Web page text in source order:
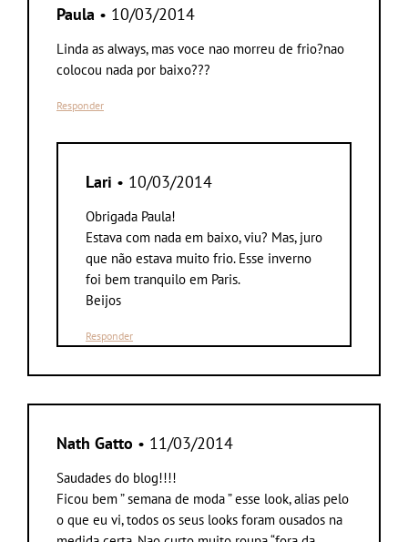
Paula • 10/03/2014
Linda as always, mas voce nao morreu de frio?nao
colocou nada por baixo???
Responder
Lari • 10/03/2014
Obrigada Paula!
Estava com nada em baixo, viu? Mas, juro
que não estava muito frio. Esse inverno
foi bem tranquilo em Paris.
Beijos
Responder
Nath Gatto • 11/03/2014
Saudades do blog!!!!
Ficou bem ” semana de moda ” esse look, alias pelo
o que eu vi, todos os seus looks foram ousados na